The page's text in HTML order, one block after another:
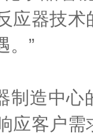
应器技
”
制造中心
应客户需